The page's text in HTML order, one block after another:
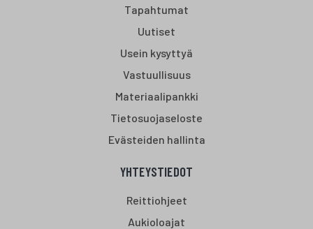
Tapahtumat
Uutiset
Usein kysyttyä
Vastuullisuus
Materiaalipankki
Tietosuojaseloste
Evästeiden hallinta
YHTEYSTIEDOT
Reittiohjeet
Aukioloajat